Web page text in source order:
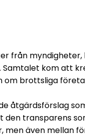
från
Samtalet kom att
brottsliga
åtgärdsförslag
den transparens
men även mellan